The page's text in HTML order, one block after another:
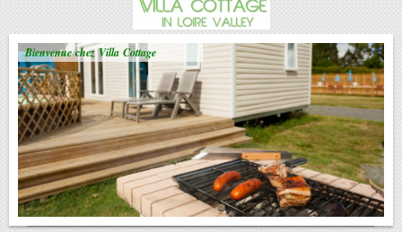
Bienvenue chez Villa Cottage